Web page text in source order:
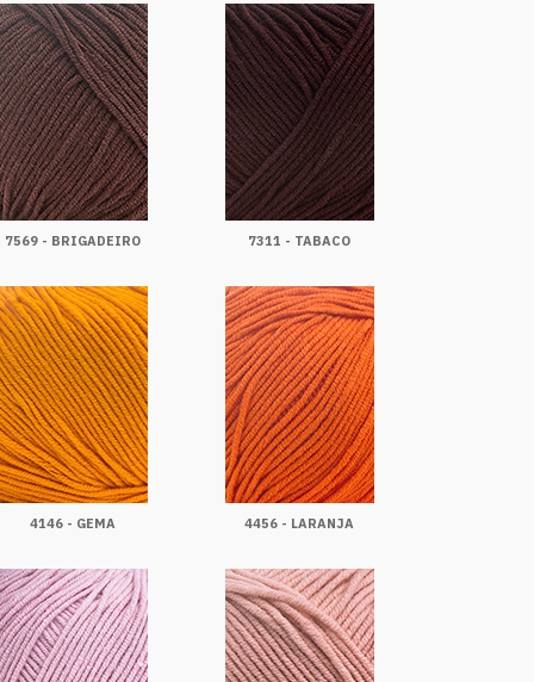
7569 - BRIGADEIRO 7311 - TABACO
4146 - GEMA 4456 - LARANJA